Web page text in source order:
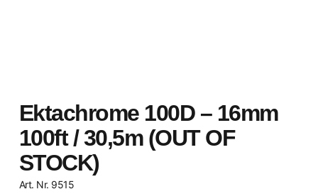
Ektachrome 100D – 16mm
100ft / 30,5m (OUT OF
STOCK)
Art. Nr. 9515